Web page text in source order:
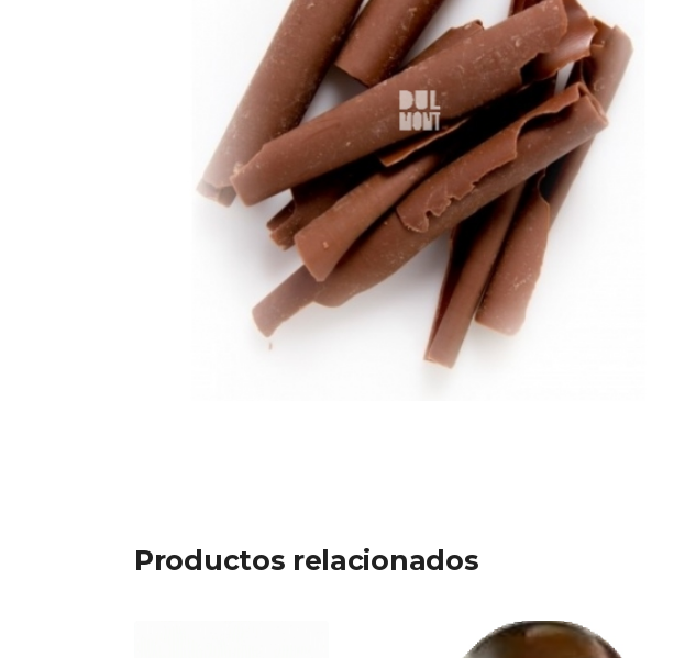
Productos relacionados